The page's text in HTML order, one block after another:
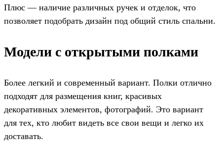
Плюс — наличие различных ручек и отделок, что
позволяет подобрать дизайн под общий стиль спальни.
Модели с открытыми полками
Более легкий и современный вариант. Полки отлично
подходят для размещения книг, красивых
декоративных элементов, фотографий. Это вариант
для тех, кто любит видеть все свои вещи и легко их
доставать.